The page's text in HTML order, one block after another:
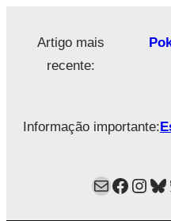
Artigo mais
recente:
Informação importante:
Mail